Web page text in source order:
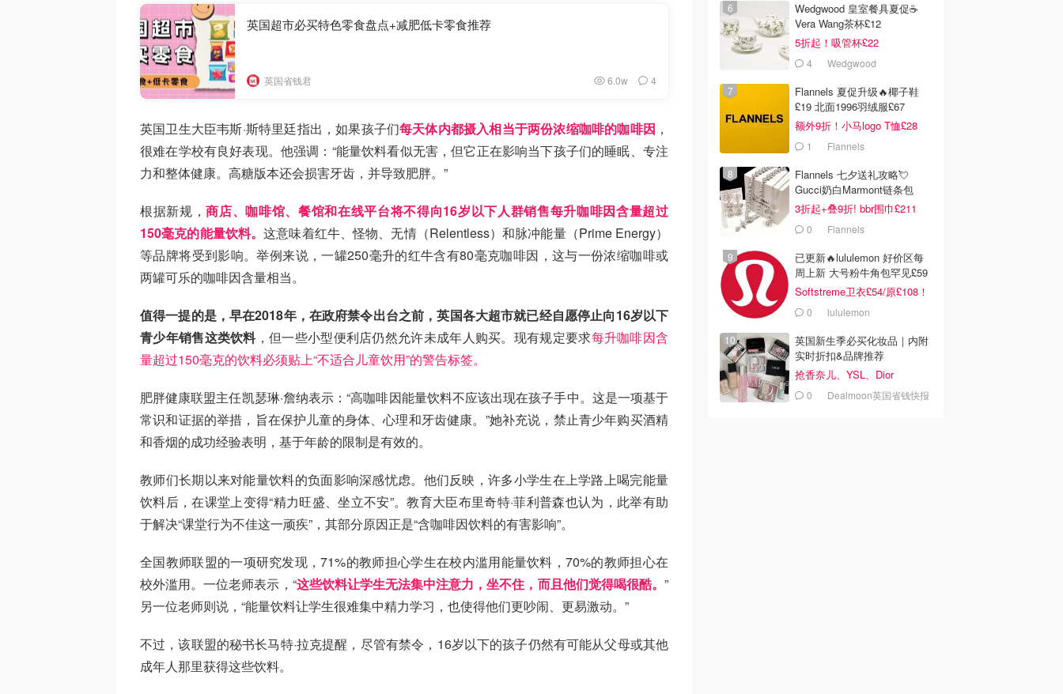
英国超市必买特色零食盘点+减肥低卡零食推荐
英国省钱君 6.0w 4
英国卫生大臣韦斯·斯特里廷指出，如果孩子们每天体内都摄入相当于两份浓缩咖啡的咖啡因 ，
很难在学校有良好表现。他强调：“能量饮料看似无害，但它正在影响当下孩子们的睡眠、专注
力和整体健康。高糖版本还会损害牙齿，并导致肥胖。”
根据新规，商店、咖啡馆、餐馆和在线平台将不得向16岁以下人群销售每升咖啡因含量超过
150毫克的能量饮料。这意味着红牛、怪物、无情（Relentless）和脉冲能量（Prime Energy）
等品牌将受到影响。举例来说，一罐250毫升的红牛含有80毫克咖啡因，这与一份浓缩咖啡或
两罐可乐的咖啡因含量相当。
值得一提的是，早在2018年，在政府禁令出台之前，英国各大超市就已经自愿停止向16岁以下
青少年销售这类饮料，但一些小型便利店仍然允许未成年人购买。现有规定要求每升咖啡因含
量超过150毫克的饮料必须贴上“不适合儿童饮用”的警告标签。
肥胖健康联盟主任凯瑟琳·詹纳表示：“高咖啡因能量饮料不应该出现在孩子手中。这是一项基于
常识和证据的举措，旨在保护儿童的身体、心理和牙齿健康。”她补充说，禁止青少年购买酒精
和香烟的成功经验表明，基于年龄的限制是有效的。
教师们长期以来对能量饮料的负面影响深感忧虑。他们反映，许多小学生在上学路上喝完能量
饮料后，在课堂上变得“精力旺盛、坐立不安”。教育大臣布里奇特·菲利普森也认为，此举有助
于解决“课堂行为不佳这一顽疾”，其部分原因正是“含咖啡因饮料的有害影响”。
全国教师联盟的一项研究发现，71%的教师担心学生在校内滥用能量饮料，70%的教师担心在
校外滥用。一位老师表示，“这些饮料让学生无法集中注意力，坐不住，而且他们觉得喝很酷。”
另一位老师则说，“能量饮料让学生很难集中精力学习，也使得他们更吵闹、更易激动。”
不过，该联盟的秘书长马特·拉克提醒，尽管有禁令，16岁以下的孩子仍然有可能从父母或其他
成年人那里获得这些饮料。
Wedgwood 皇室餐具夏促☕️
Vera Wang茶杯£12
5折起！吸管杯£22
4 Wedgwood
Flannels 夏促升级🔥椰子鞋
£19 北面1996羽绒服£67
额外9折！小马logo T恤£28
1 Flannels
Flannels 七夕送礼攻略💘
Gucci奶白Marmont链条包
£719
3折起+叠9折! bbr围巾£211
0 Flannels
已更新🔥lululemon 好价区每
周上新 大号粉牛角包罕见£59
Softstreme卫衣£54/原£108！
0 lululemon
英国新生季必买化妆品｜内附
实时折扣&品牌推荐
抢香奈儿、YSL、Dior
0 Dealmoon英国省钱快报